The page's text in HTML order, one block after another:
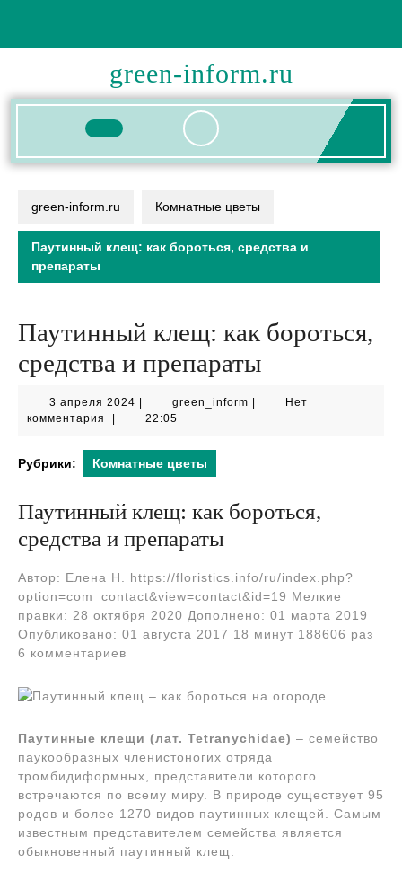
содержимому
green-inform.ru
Кнопка
green-inform.ru Комнатные цветы
Паутинный клещ: как бороться, средства и
препараты
Паутинный клещ: как бороться,
средства и препараты
3 апреля 2024 3
апреля
green_informgreen_inform
Нет
комментария
22:05
Рубрики: Комнатные цветы
Паутинный клещ: как бороться,
средства и препараты
Автор: Елена Н. https://floristics.info/ru/index.php?
option=com_contact&view=contact&id=19 Мелкие
правки: 28 октября 2020 Дополнено: 01 марта 2019
Опубликовано: 01 августа 2017 18 минут 188606 раз
6 комментариев
Паутинные клещи (лат. Tetranychidae) – семейство
паукообразных членистоногих отряда
тромбидиформных, представители которого
встречаются по всему миру. В природе существует 95
родов и более 1270 видов паутинных клещей. Самым
известным представителем семейства является
обыкновенный паутинный клещ.